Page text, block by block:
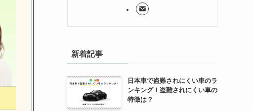
新着記事
日本車で盗難されにくい車のラ
ンキング！盗難されにくい車の
特徴は？